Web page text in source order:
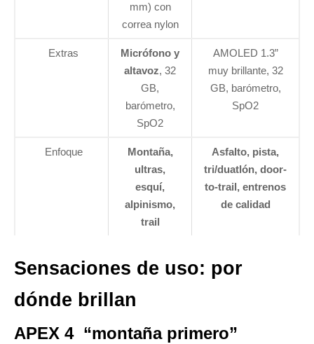
mm) con
correa nylon
Extras
Micrófono y
altavoz, 32
GB,
barómetro,
SpO2
AMOLED 1.3”
muy brillante, 32
GB, barómetro,
SpO2
Enfoque
Montaña,
ultras,
esquí,
alpinismo,
trail
Asfalto, pista,
tri/duatlón, door-
to-trail, entrenos
de calidad
Sensaciones de uso: por
dónde brillan
APEX 4 “montaña primero”